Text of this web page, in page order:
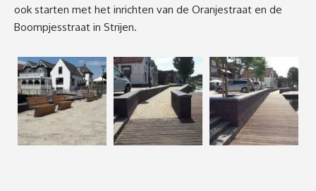
ook starten met het inrichten van de Oranjestraat en de
Boompjesstraat in Strijen.